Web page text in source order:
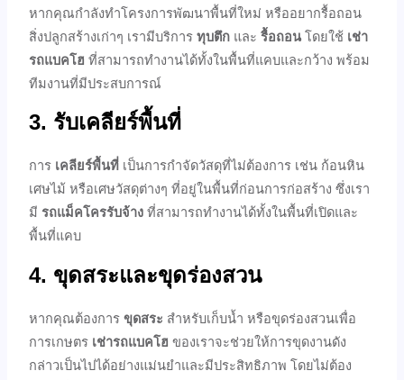
หากคุณกำลังทำโครงการพัฒนาพื้นที่ใหม่ หรืออยากรื้อถอน
สิ่งปลูกสร้างเก่าๆ เรามีบริการทุบตึก และรื้อถอนโดยใช้ เช่า
รถแบคโฮ ที่สามารถทำงานได้ทั้งในพื้นที่แคบและกว้าง พร้อม
ทีมงานที่มีประสบการณ์
3. รับเคลียร์พื้นที่
การ เคลียร์พื้นที่ เป็นการกำจัดวัสดุที่ไม่ต้องการ เช่น ก้อนหิน
เศษไม้ หรือเศษวัสดุต่างๆ ที่อยู่ในพื้นที่ก่อนการก่อสร้าง ซึ่งเรา
มีรถแม็คโครรับจ้าง ที่สามารถทำงานได้ทั้งในพื้นที่เปิดและ
พื้นที่แคบ
4. ขุดสระและขุดร่องสวน
หากคุณต้องการขุดสระ สำหรับเก็บน้ำ หรือขุดร่องสวนเพื่อ
การเกษตร เช่ารถแบคโฮ ของเราจะช่วยให้การขุดงานดัง
กล่าวเป็นไปได้อย่างแม่นยำและมีประสิทธิภาพ โดยไม่ต้อง